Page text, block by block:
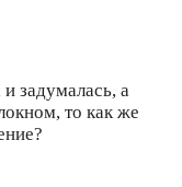
задумалась, а
то как же